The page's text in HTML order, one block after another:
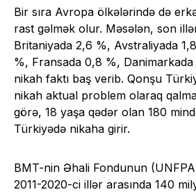
Bir sıra Avropa ölkələrində də
rast gəlmək olur. Məsələn, son
Britaniyada 2,6 %, Avstraliyada
%, Fransada 0,8 %,
nikah faktı baş verib. Qonşu
nikah aktual problem olaraq
görə, 18 yaşa qədər olan 180
Türkiyədə nikaha girir.
BMT-nin Əhali Fondunun
2011-2020-ci illər arasında 140